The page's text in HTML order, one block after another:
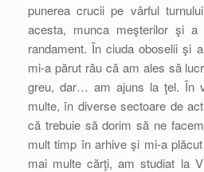
punerea crucii pe vârful
acesta, munca meşterilor şi a
randament. În ciuda oboselii şi
mi-a părut rău că am ales să
greu, dar… am ajuns la ţel. În
multe, în diverse sectoare de
că trebuie să dorim să ne
mult timp în arhive şi mi-a
mai multe cărţi, am studiat la